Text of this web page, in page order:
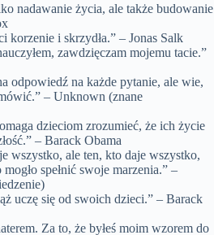
nadawanie życia, ale także budowanie
korzenie i skrzydła.” – Jonas Salk
zawdzięczam mojemu tacie.”
odpowiedź na każde pytanie, ale wie,
– Unknown (znane
dzieciom zrozumieć, że ich życie
– Barack Obama
wszystko, ale ten, kto daje wszystko,
spełnić swoje marzenia.” –
uczę się od swoich dzieci.” – Barack
Za to, że byłeś moim wzorem do